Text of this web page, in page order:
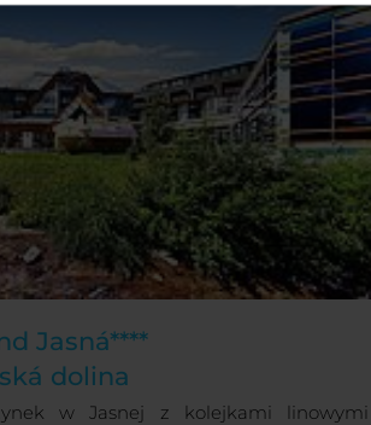
Jasná****
dolina
w Jasnej z kolejkami